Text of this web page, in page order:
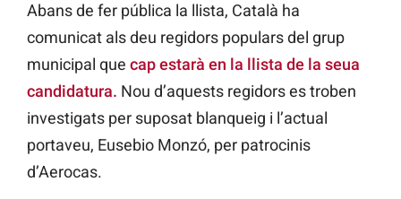
Abans de fer pública la llista, Català ha
comunicat als deu regidors populars del grup
municipal que cap estarà en la llista de la seua
candidatura. Nou d’aquests regidors es troben
investigats per suposat blanqueig i l’actual
portaveu, Eusebio Monzó, per patrocinis
d’Aerocas.